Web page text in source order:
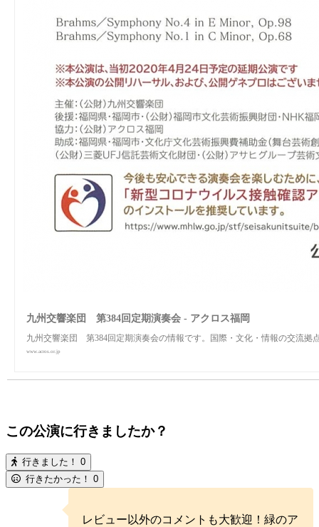
九州交響楽団 第384回定期演奏会 - アクロス福岡
九州交響楽団 第384回定期演奏会の情報です。国際・文化・情報の交流拠
www.acros.or.jp
この公演に行きましたか？
行きました！ 0
行きたかった！ 0
レビュー以外のコメントも大歓迎！緑のア